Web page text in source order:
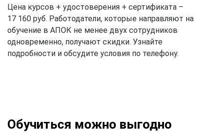
Цена курсов + удостоверения + сертификата –
17 160 руб. Работодатели, которые направляют на
обучение в АПОК не менее двух сотрудников
одновременно, получают скидки. Узнайте
подробности и обсудите условия по телефону.
Обучиться можно выгодно